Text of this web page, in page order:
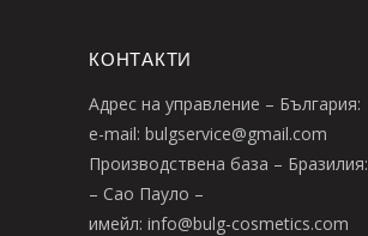
КОНТАКТИ
Адрес на управление – България:
e-mail: bulgservice@gmail.com
Производствена база – Бразилия:
– Сао Пауло –
имейл: info@bulg-cosmetics.com